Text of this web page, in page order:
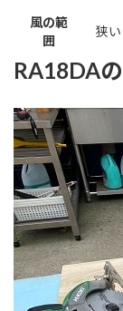
風の範
囲
狭い
RA18DA